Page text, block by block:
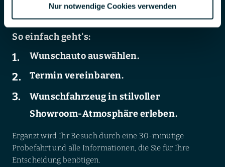
Nur notwendige Cookies verwenden
einen Termin für eine Fahrzeugpräsentation – wenn Sie
möchten, noch heute.
So einfach geht's:
Wunschauto auswählen.
Termin vereinbaren.
Wunschfahrzeug in stilvoller
Showroom-Atmosphäre erleben.
Ergänzt wird Ihr Besuch durch eine 30-minütige
Probefahrt und alle Informationen, die Sie für Ihre
Entscheidung benötigen.